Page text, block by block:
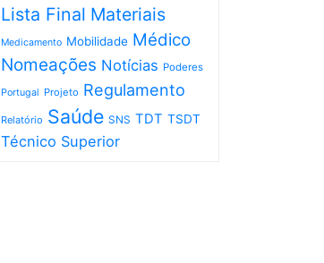
Lista Final Materiais
Medicamento Mobilidade Médico
Nomeações Notícias Poderes
Portugal Projeto Regulamento
Relatório Saúde SNS TDT TSDT
Técnico Superior